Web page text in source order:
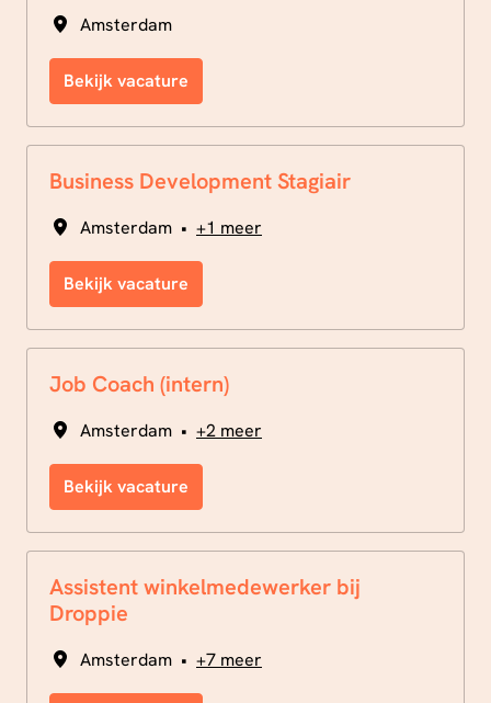
Amsterdam
Bekijk vacature
Business Development Stagiair
Amsterdam • +1 meer
Bekijk vacature
Job Coach (intern)
Amsterdam • +2 meer
Bekijk vacature
Assistent winkelmedewerker bij
Droppie
Amsterdam • +7 meer